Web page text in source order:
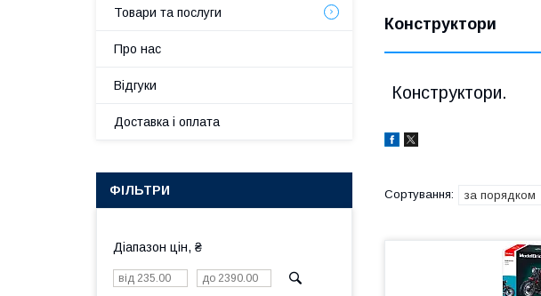
Конструктори
Конструктори.
Товари та послуги
Про нас
Відгуки
Доставка і оплата
ФІЛЬТРИ
Діапазон цін, ₴